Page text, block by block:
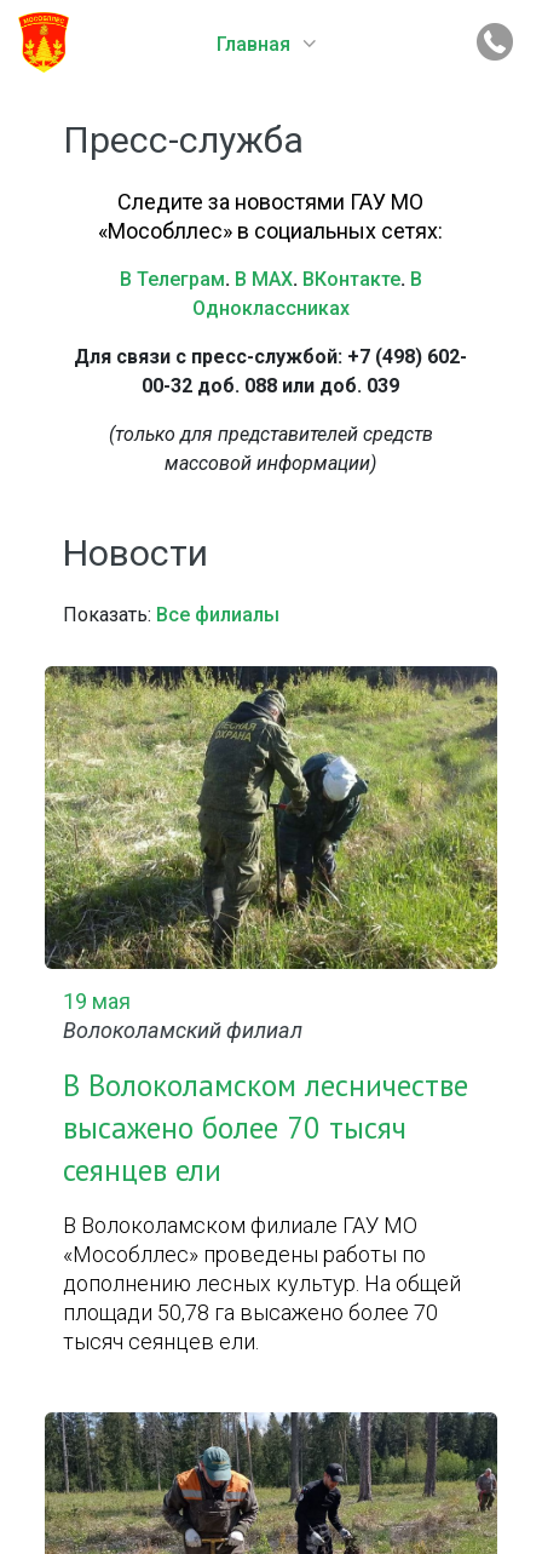
Главная
Пресс-служба
Следите за новостями ГАУ МО
«Мособллес» в социальных сетях:
В Телеграм. В MAX. ВКонтакте. В
Одноклассниках
Для связи с пресс-службой: +7 (498) 602-
00-32 доб. 088 или доб. 039
(только для представителей средств
массовой информации)
Новости
Показать: Все филиалы
19 мая
Волоколамский филиал
В Волоколамском лесничестве
высажено более 70 тысяч
сеянцев ели
В Волоколамском филиале ГАУ МО
«Мособллес» проведены работы по
дополнению лесных культур. На общей
площади 50,78 га высажено более 70
тысяч сеянцев ели.